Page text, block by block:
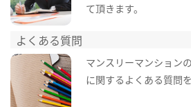
て頂きます。
よくある質問
マンスリーマンション
に関するよくある質問